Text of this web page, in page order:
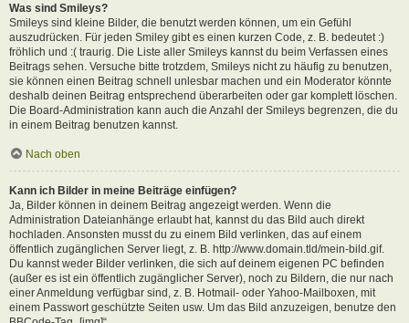
Was sind Smileys?
Smileys sind kleine Bilder, die benutzt werden können, um ein Gefühl
auszudrücken. Für jeden Smiley gibt es einen kurzen Code, z. B. bedeutet :)
fröhlich und :( traurig. Die Liste aller Smileys kannst du beim Verfassen eines
Beitrags sehen. Versuche bitte trotzdem, Smileys nicht zu häufig zu benutzen,
sie können einen Beitrag schnell unlesbar machen und ein Moderator könnte
deshalb deinen Beitrag entsprechend überarbeiten oder gar komplett löschen.
Die Board-Administration kann auch die Anzahl der Smileys begrenzen, die du
in einem Beitrag benutzen kannst.
Nach oben
Kann ich Bilder in meine Beiträge einfügen?
Ja, Bilder können in deinem Beitrag angezeigt werden. Wenn die
Administration Dateianhänge erlaubt hat, kannst du das Bild auch direkt
hochladen. Ansonsten musst du zu einem Bild verlinken, das auf einem
öffentlich zugänglichen Server liegt, z. B. http://www.domain.tld/mein-bild.gif.
Du kannst weder Bilder verlinken, die sich auf deinem eigenen PC befinden
(außer es ist ein öffentlich zugänglicher Server), noch zu Bildern, die nur nach
einer Anmeldung verfügbar sind, z. B. Hotmail- oder Yahoo-Mailboxen, mit
einem Passwort geschützte Seiten usw. Um das Bild anzuzeigen, benutze den